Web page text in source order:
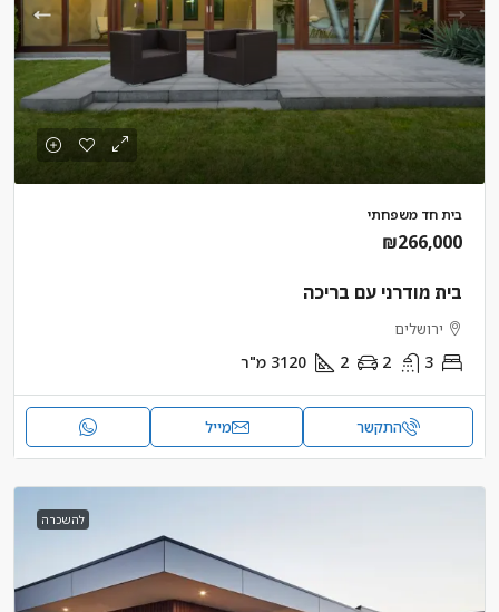
בית חד משפחתי
₪266,000
בית מודרני עם בריכה
ירושלים
3
2
2
3120 מ"ר
התקשר מייל
להשכרה